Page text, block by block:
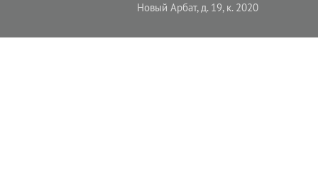
Новый Арбат, д. 19, к. 2020